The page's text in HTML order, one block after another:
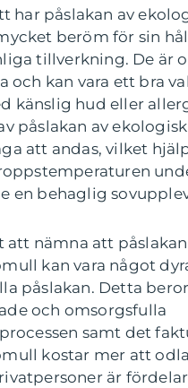
har påslakan av
beröm för sin
tillverkning. De är
och kan vara ett bra
känslig hud eller
påslakan av
att andas, vilket
en behaglig
att nämna att
kan vara något
påslakan. Detta
och omsorgsfulla
samt det
kostar mer att
är